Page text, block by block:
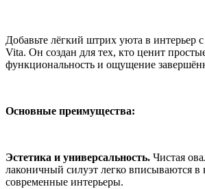
Добавьте лёгкий штрих уюта в интерьер
Vita. Он создан для тех, кто ценит
функциональность и ощущение
Основные преимущества:
Эстетика и универсальность. Чистая
лаконичный силуэт легко вписываются в
современные интерьеры.